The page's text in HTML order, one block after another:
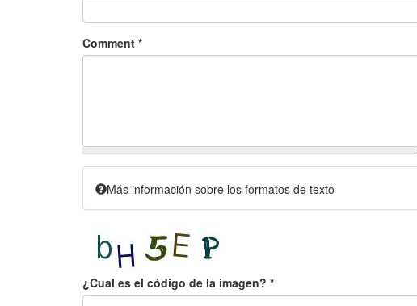
Comment *
Más información sobre los formatos de texto
¿Cual es el código de la imagen? *